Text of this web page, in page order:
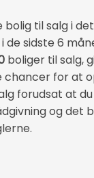
til salg i
de sidste 6
boliger til salg,
chancer for at
forudsat at
og det